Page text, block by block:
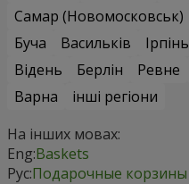
Самар (Новомосковськ)
Буча
Васильків Ірпінь
Відень
Берлін Ревне
Варна
інші регіони
На інших мовах:
Eng:Baskets
Рус:Подарочные корзины